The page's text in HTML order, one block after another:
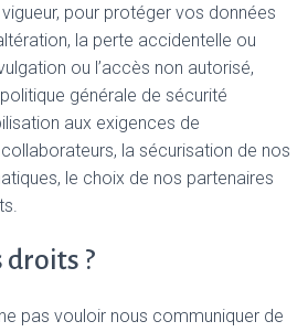
pour protéger vos données
la perte accidentelle ou
ou l’accès non autorisé,
générale de sécurité
aux exigences de
la sécurisation de nos
le choix de nos partenaires
droits ?
pas vouloir nous communiquer de